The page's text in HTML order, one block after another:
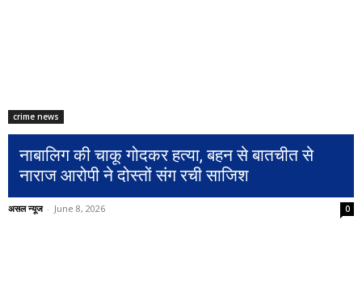
crime news
नाबालिग की चाकू गोदकर हत्या, बहन से बातचीत से
नाराज आरोपी ने दोस्तों संग रची साजिश
असल न्यूज - June 8, 2026 0